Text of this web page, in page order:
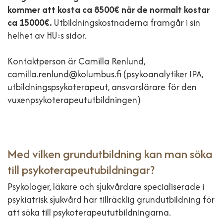
kommer att kosta ca 8500€ när de normalt kostar
ca 15000€. Utbildningskostnaderna framgår i sin
helhet av HU:s sidor.
Kontaktperson är Camilla Renlund,
camilla.renlund@kolumbus.fi (psykoanalytiker IPA,
utbildningspsykoterapeut, ansvarslärare för den
vuxenpsykoterapeututbildningen)
Med vilken grundutbildning kan man söka
till psykoterapeutubildningar?
Psykologer, läkare och sjukvårdare specialiserade i
psykiatrisk sjukvård har tillräcklig grundutbildning för
att söka till psykoterapeututbildningarna.